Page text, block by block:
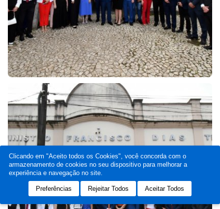
Clicando em "Aceito todos os Cookies", você concorda com o
armazenamento de cookies no seu dispositivo para melhorar a
experiência e navegação no site.
Preferências Rejeitar Todos Aceitar Todos